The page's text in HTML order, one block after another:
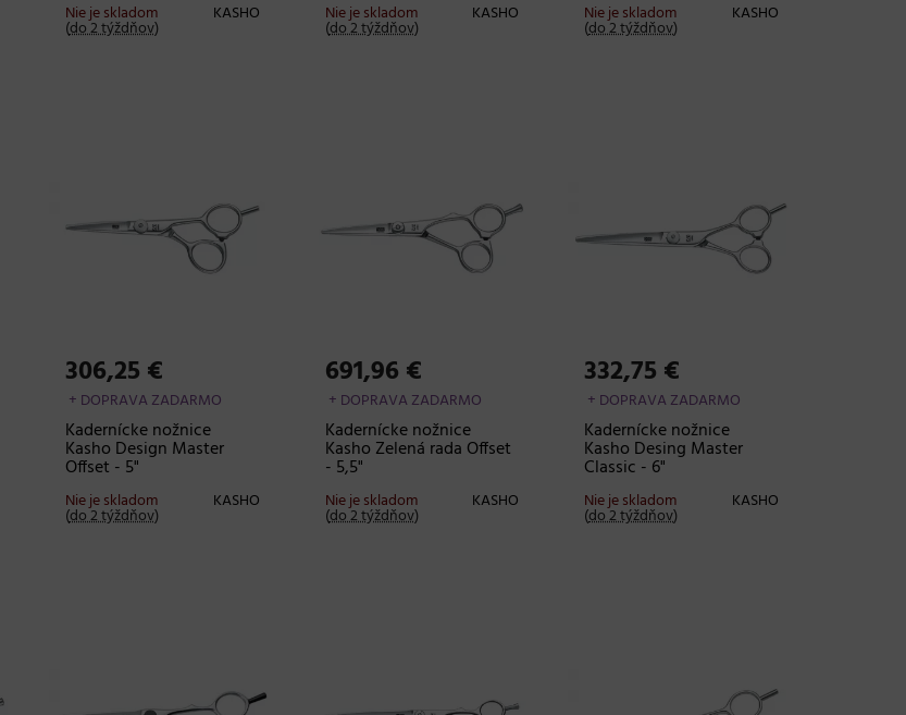
KASHO
Nie je skladom
(do 2 týždňov)
KASHO
Nie je skladom
(do 2 týždňov)
KASHO
Nie je skladom
(do 2 týždňov)
306,25 €
+ DOPRAVA ZADARMO
Kadernícke nožnice
Kasho Design Master
Offset - 5"
KASHO
Nie je skladom
(do 2 týždňov)
691,96 €
+ DOPRAVA ZADARMO
Kadernícke nožnice
Kasho Zelená rada Offset
- 5,5"
KASHO
Nie je skladom
(do 2 týždňov)
332,75 €
+ DOPRAVA ZADARMO
Kadernícke nožnice
Kasho Desing Master
Classic - 6"
KASHO
Nie je skladom
(do 2 týždňov)